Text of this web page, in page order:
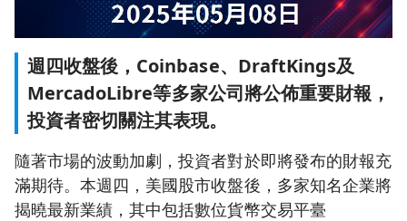
週四收盤後，Coinbase、DraftKings及
MercadoLibre等多家公司將公佈重要財報，
投資者密切關注其表現。
隨著市場的波動加劇，投資者對於即將發布的財報充
滿期待。本週四，美國股市收盤後，多家知名企業將
揭曉最新業績，其中包括數位貨幣交易平臺